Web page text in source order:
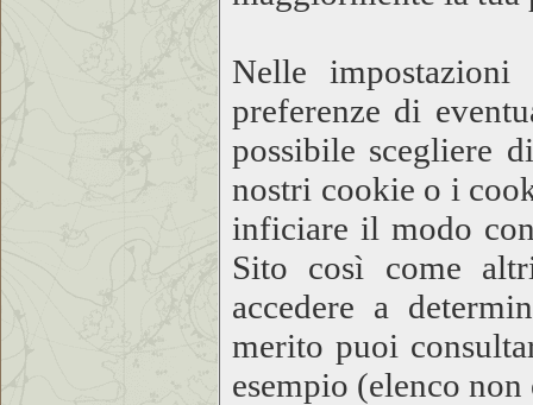
Nelle
preferenze di
possibile scegliere
nostri cookie o i
inficiare il modo
Sito così come
accedere a
merito puoi
esempio (elenco